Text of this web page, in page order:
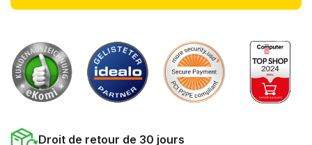
Droit de retour de 30 jours